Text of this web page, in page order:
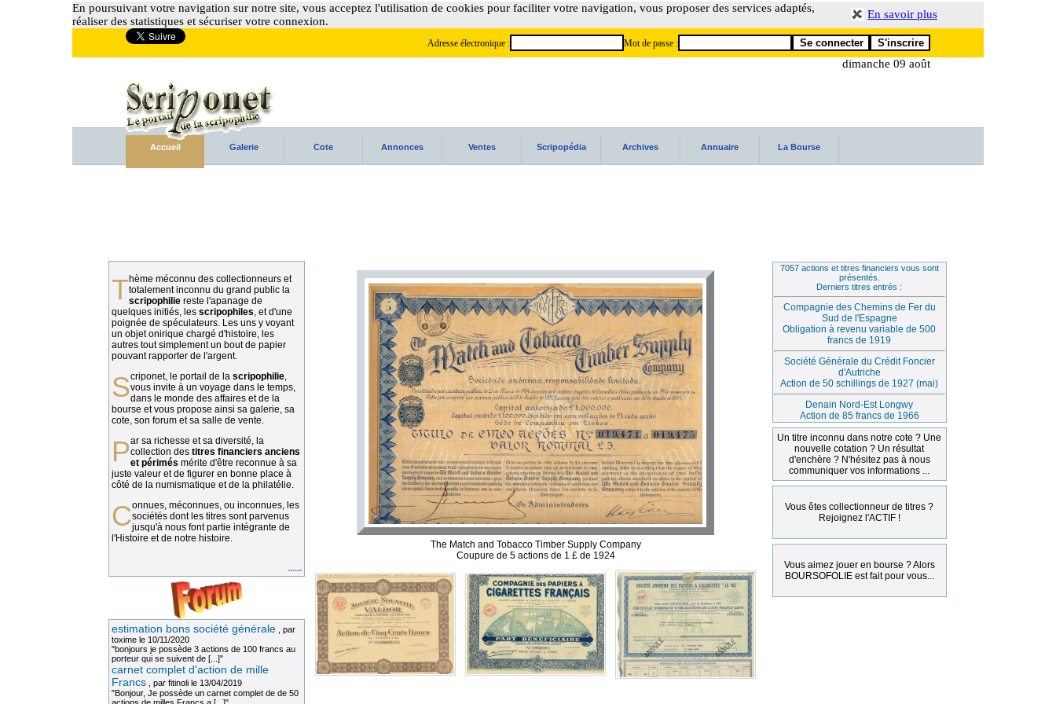
En poursuivant votre navigation sur notre site, vous acceptez l'utilisation de cookies pour faciliter votre navigation, vous proposer des services adaptés,
réaliser des statistiques et sécuriser votre connexion.
En savoir plus
Adresse électronique : Mot de passe :
dimanche 09 août
Accueil Galerie Cote Annonces Ventes Scripopédia Archives Annuaire La Bourse
Thème méconnu des collectionneurs ettotalement inconnu du grand public la
scripophilie reste l'apanage de
quelques initiés, les scripophiles, et d'une
poignée de spéculateurs. Les uns y voyant
un objet onirique chargé d'histoire, les
autres tout simplement un bout de papier
pouvant rapporter de l'argent.
Scriponet, le portail de la scripophilie,
vous invite à un voyage dans le temps,
dans le monde des affaires et de la
bourse et vous propose ainsi sa galerie, sa
cote, son forum et sa salle de vente.
Par sa richesse et sa diversité, lacollection des titres financiers anciens
et périmés mérite d'être reconnue à sa
juste valeur et de figurer en bonne place à
côté de la numismatique et de la philatélie.
Connues, méconnues, ou inconnues, lessociétés dont les titres sont parvenus
jusqu'à nous font partie intégrante de
l'Histoire et de notre histoire.
......
estimation bons société générale , par
toxime le 10/11/2020
"bonjours je possède 3 actions de 100 francs au
porteur qui se suivent de [...]"
carnet complet d'action de mille
Francs , par fitinoli le 13/04/2019
"Bonjour, Je possède un carnet complet de de 50
The Match and Tobacco Timber Supply Company
Coupure de 5 actions de 1 £ de 1924
7057 actions et titres financiers vous sont
présentés.
Derniers titres entrés :
Compagnie des Chemins de Fer du
Sud de l'Espagne
Obligation à revenu variable de 500
francs de 1919
Société Générale du Crédit Foncier
d'Autriche
Action de 50 schillings de 1927 (mai)
Denain Nord-Est Longwy
Action de 85 francs de 1966
Un titre inconnu dans notre cote ? Une
nouvelle cotation ? Un résultat
d'enchère ? N'hésitez pas à nous
communiquer vos informations ...
Vous êtes collectionneur de titres ?
Rejoignez l'ACTIF !
Vous aimez jouer en bourse ? Alors
BOURSOFOLIE est fait pour vous...